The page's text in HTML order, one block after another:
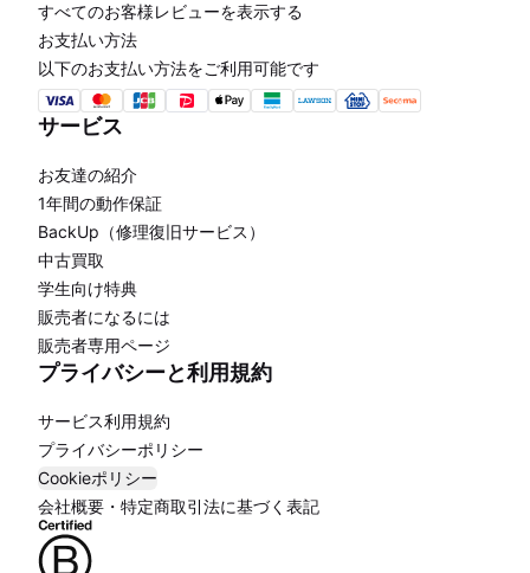
すべてのお客様レビューを表示する
お支払い方法
以下のお支払い方法をご利用可能です
サービス
お友達の紹介
1年間の動作保証
BackUp（修理復旧サービス）
中古買取
学生向け特典
販売者になるには
販売者専用ページ
プライバシーと利用規約
サービス利用規約
プライバシーポリシー
Cookieポリシー
会社概要・特定商取引法に基づく表記